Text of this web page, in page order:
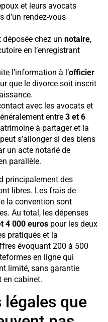
et leurs avocats
d’un rendez-vous
chez un notaire,
en l’enregistrant
l’information à l’officier
que le divorce soit inscrit
avec les avocats et
entre 3 et 6
à partager et la
s’allonger si des biens
un acte notarié de
parallèle.
principalement des
libres. Les frais de
la convention sont
Au total, les dépenses
4 000 euros pour les deux
pratiqués et la
évoquant 200 à 500
en ligne qui
limité, sans garantie
en cabinet.
que